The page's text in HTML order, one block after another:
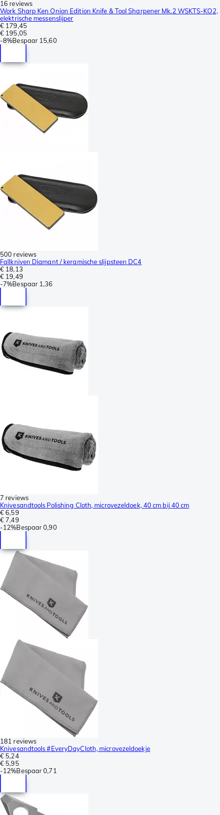
16 reviews
Work Sharp Ken Onion Edition Knife & Tool Sharpener Mk.2 WSKTS-KO2,
elektrische messenslijper
€ 179,45
€ 195,05
-8%Bespaar 15,60
500 reviews
Fallkniven Diamant / keramische slijpsteen DC4
€ 18,13
€ 19,49
-7%Bespaar 1,36
7 reviews
Knivesandtools Polishing Cloth, microvezeldoek, 40 cm bij 40 cm
€ 6,59
€ 7,49
-12%Bespaar 0,90
181 reviews
Knivesandtools #EveryDayCloth, microvezeldoekje
€ 5,24
€ 5,95
-12%Bespaar 0,71